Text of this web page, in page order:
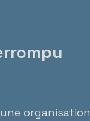
organisation